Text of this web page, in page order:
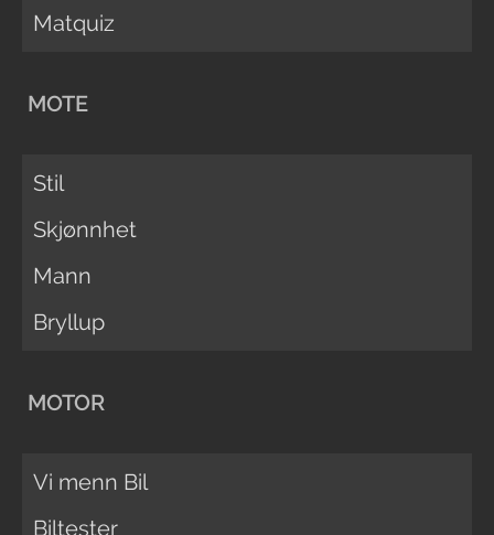
Matquiz
MOTE
Stil
Skjønnhet
Mann
Bryllup
MOTOR
Vi menn Bil
Biltester